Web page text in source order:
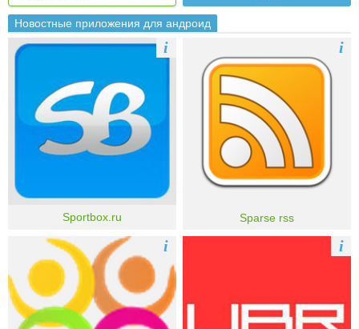
Новостные приложения для андроид
Sportbox.ru
i
Sparse rss
i
i i